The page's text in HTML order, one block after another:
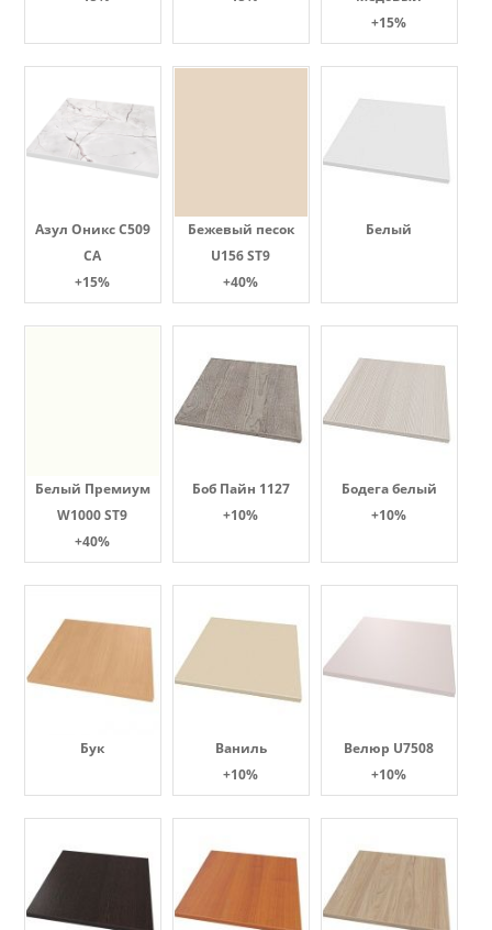
+15%
Азул Оникс С509
СА
+15%
Бежевый песок
U156 ST9
+40%
Белый
Белый Премиум
W1000 ST9
+40%
Боб Пайн 1127
+10%
Бодега белый
+10%
Бук
Ваниль
+10%
Велюр U7508
+10%